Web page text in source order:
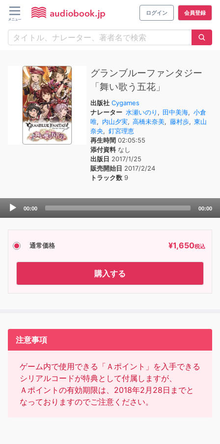
ログイン 会員登録
グランブルーファンタジー
「舞い歌う五花」
出版社 Cygames
ナレーター 水瀬いのり , 田中美海, 小倉
唯, 内山夕実, 高橋未奈美, 藤村歩, 東山
奈央, 釘宮理恵
再生時間 02:05:55
添付資料なし
出版日 2017/1/25
販売開始日 2017/2/24
トラック数 9
Audio
00:00 00:00
通常価格 ¥1,650税込
購入する
注意事項
ゲーム内で使用できる「Ａポイント」を入手できる
シリアルコードが特典として付属しますが、
Ａポイントの有効期限は、2018年2月28日までと
なっておりますのでご注意ください。